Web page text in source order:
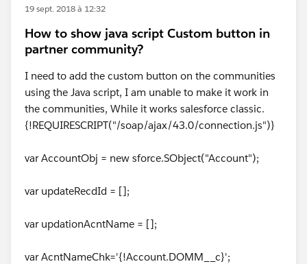
19 sept. 2018 à 12:32
How to show java script Custom button in
partner community?
I need to add the custom button on the communities
using the Java script, I am unable to make it work in
the communities, While it works salesforce classic.
{!REQUIRESCRIPT("/soap/ajax/43.0/connection.js")}
var AccountObj = new sforce.SObject("Account");
var updateRecdId = [];
var updationAcntName = [];
var AcntNameChk='{!Account.DOMM__c}';